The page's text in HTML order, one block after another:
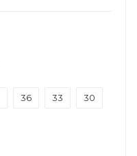
36 33 30